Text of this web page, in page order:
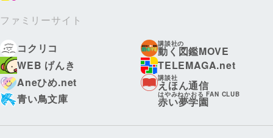
ファミリーサイト
コクリコ
講談社の
動く図鑑MOVE
WEB げんき
TELEMAGA.net
Aneひめ.net
講談社
えほん通信
青い鳥文庫
はやみねかおる FAN CLUB
赤い夢学園